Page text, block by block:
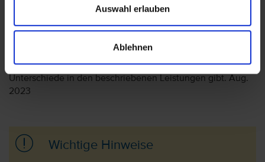
Auswahl erlauben
Ablehnen
Nachzahlungsforderungen stellt oder die Buchung nicht
akzeptiert. Bitte beachten Sie, dass die vtours
möglich, dass in Einzelfällen nicht alle Veranstalter
Hotelbeschreibungen ausweisen oder es entscheidende
Unterschiede in den beschriebenen Leistungen gibt. Aug.
2023
Wichtige Hinweise